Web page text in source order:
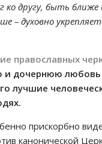
ко другу, быть
духовно
православных
дочернюю
лучшие
прискорбно
канонической